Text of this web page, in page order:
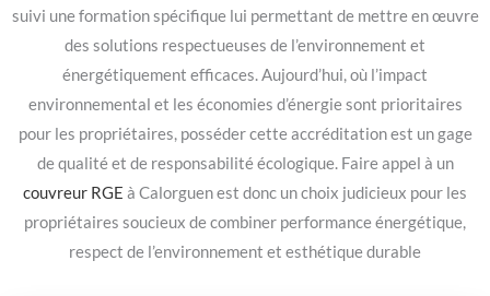
suivi une formation spécifique lui permettant de mettre en œuvre
des solutions respectueuses de l’environnement et
énergétiquement efficaces. Aujourd’hui, où l’impact
environnemental et les économies d’énergie sont prioritaires
pour les propriétaires, posséder cette accréditation est un gage
de qualité et de responsabilité écologique. Faire appel à un
couvreur RGE à Calorguen est donc un choix judicieux pour les
propriétaires soucieux de combiner performance énergétique,
respect de l’environnement et esthétique durable